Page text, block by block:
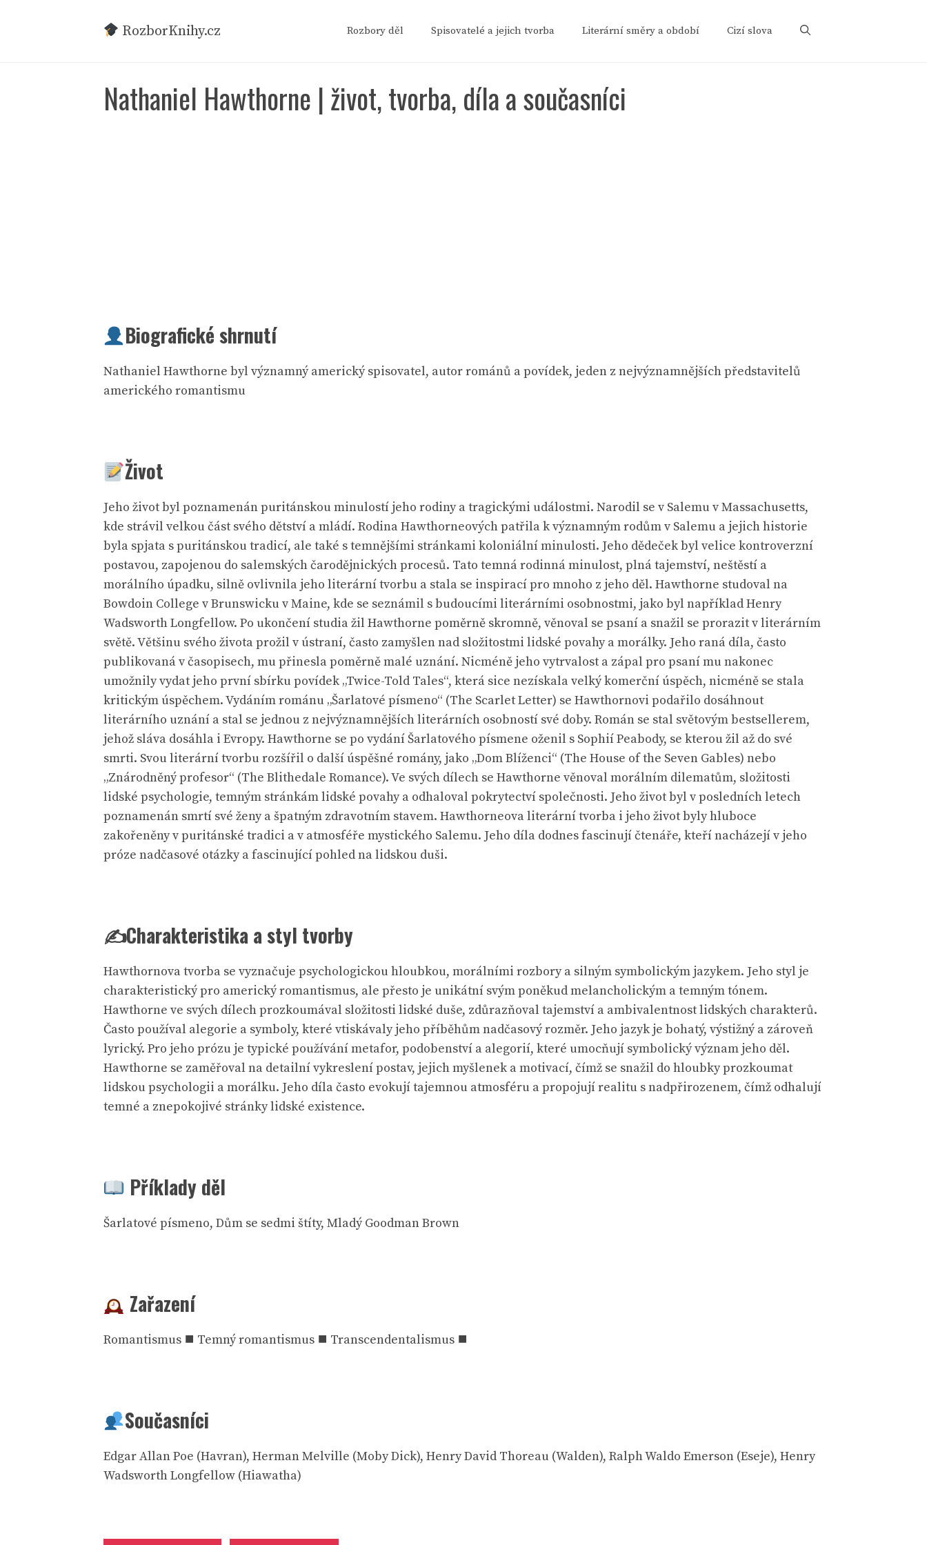
RozborKnihy.cz Rozbory děl Spisovatelé a jejich tvorba Literární směry a období Cizí slova
Nathaniel Hawthorne | život, tvorba, díla a současníci
Biografické shrnutí
Nathaniel Hawthorne byl významný americký spisovatel, autor románů a povídek, jeden z nejvýznamnějších představitelů
amerického romantismu
Život
Jeho život byl poznamenán puritánskou minulostí jeho rodiny a tragickými událostmi. Narodil se v Salemu v Massachusetts,
kde strávil velkou část svého dětství a mládí. Rodina Hawthorneových patřila k významným rodům v Salemu a jejich historie
byla spjata s puritánskou tradicí, ale také s temnějšími stránkami koloniální minulosti. Jeho dědeček byl velice kontroverzní
postavou, zapojenou do salemských čarodějnických procesů. Tato temná rodinná minulost, plná tajemství, neštěstí a
morálního úpadku, silně ovlivnila jeho literární tvorbu a stala se inspirací pro mnoho z jeho děl. Hawthorne studoval na
Bowdoin College v Brunswicku v Maine, kde se seznámil s budoucími literárními osobnostmi, jako byl například Henry
Wadsworth Longfellow. Po ukončení studia žil Hawthorne poměrně skromně, věnoval se psaní a snažil se prorazit v literárním
světě. Většinu svého života prožil v ústraní, často zamyšlen nad složitostmi lidské povahy a morálky. Jeho raná díla, často
publikovaná v časopisech, mu přinesla poměrně malé uznání. Nicméně jeho vytrvalost a zápal pro psaní mu nakonec
umožnily vydat jeho první sbírku povídek „Twice-Told Tales“, která sice nezískala velký komerční úspěch, nicméně se stala
kritickým úspěchem. Vydáním románu „Šarlatové písmeno“ (The Scarlet Letter) se Hawthornovi podařilo dosáhnout
literárního uznání a stal se jednou z nejvýznamnějších literárních osobností své doby. Román se stal světovým bestsellerem,
jehož sláva dosáhla i Evropy. Hawthorne se po vydání Šarlatového písmene oženil s Sophií Peabody, se kterou žil až do své
smrti. Svou literární tvorbu rozšířil o další úspěšné romány, jako „Dom Blíženci“ (The House of the Seven Gables) nebo
„Znárodněný profesor“ (The Blithedale Romance). Ve svých dílech se Hawthorne věnoval morálním dilematům, složitosti
lidské psychologie, temným stránkám lidské povahy a odhaloval pokrytectví společnosti. Jeho život byl v posledních letech
poznamenán smrtí své ženy a špatným zdravotním stavem. Hawthorneova literární tvorba i jeho život byly hluboce
zakořeněny v puritánské tradici a v atmosféře mystického Salemu. Jeho díla dodnes fascinují čtenáře, kteří nacházejí v jeho
próze nadčasové otázky a fascinující pohled na lidskou duši.
✍️Charakteristika a styl tvorby
Hawthornova tvorba se vyznačuje psychologickou hloubkou, morálními rozbory a silným symbolickým jazykem. Jeho styl je
charakteristický pro americký romantismus, ale přesto je unikátní svým poněkud melancholickým a temným tónem.
Hawthorne ve svých dílech prozkoumával složitosti lidské duše, zdůrazňoval tajemství a ambivalentnost lidských charakterů.
Často používal alegorie a symboly, které vtiskávaly jeho příběhům nadčasový rozměr. Jeho jazyk je bohatý, výstižný a zároveň
lyrický. Pro jeho prózu je typické používání metafor, podobenství a alegorií, které umocňují symbolický význam jeho děl.
Hawthorne se zaměřoval na detailní vykreslení postav, jejich myšlenek a motivací, čímž se snažil do hloubky prozkoumat
lidskou psychologii a morálku. Jeho díla často evokují tajemnou atmosféru a propojují realitu s nadpřirozenem, čímž odhalují
temné a znepokojivé stránky lidské existence.
Příklady děl
Šarlatové písmeno, Dům se sedmi štíty, Mladý Goodman Brown
Zařazení
Romantismus ⯀ Temný romantismus ⯀ Transcendentalismus ⯀
Současníci
Edgar Allan Poe (Havran), Herman Melville (Moby Dick), Henry David Thoreau (Walden), Ralph Waldo Emerson (Eseje), Henry
Wadsworth Longfellow (Hiawatha)